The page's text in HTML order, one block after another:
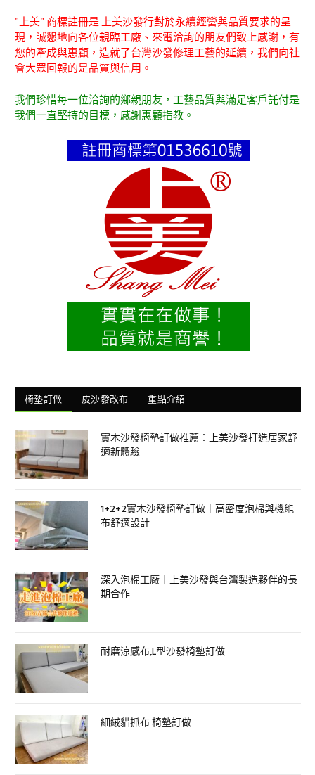
"上美" 商標註冊是 上美沙發行對於永續經營與品質要求的呈
現，誠懇地向各位親臨工廠、來電洽詢的朋友們致上感謝，有
您的牽成與惠顧，造就了台灣沙發修理工藝的延續，我們向社
會大眾回報的是品質與信用。
我們珍惜每一位洽詢的鄉親朋友，工藝品質與滿足客戶託付是
我們一直堅持的目標，感謝惠顧指教。
椅墊訂做 皮沙發改布 重點介紹
實木沙發椅墊訂做推薦：上美沙發打造居家舒
適新體驗
1+2+2實木沙發椅墊訂做｜高密度泡棉與機能
布舒適設計
深入泡棉工廠｜上美沙發與台灣製造夥伴的長
期合作
耐磨涼感布,L型沙發椅墊訂做
細絨貓抓布 椅墊訂做